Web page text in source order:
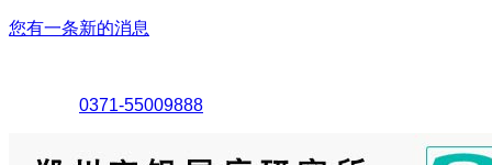
您有一条新的消息
0371-55009888